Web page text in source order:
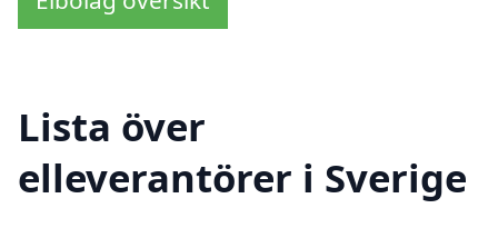
Lista över
elleverantörer i Sverige